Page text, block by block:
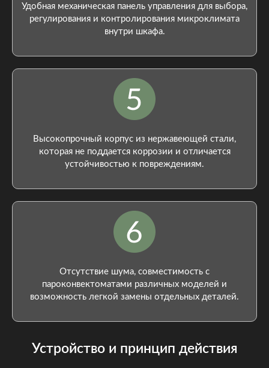
Удобная механическая панель управления для выбора,
регулирования и контролирования микроклимата
внутри шкафа.
Высокопрочный корпус из нержавеющей стали,
которая не поддается коррозии и отличается
устойчивостью к повреждениям.
Отсутствие шума, совместимость с
пароконвектоматами различных моделей и
возможность легкой замены отдельных деталей.
Устройство и принцип действия